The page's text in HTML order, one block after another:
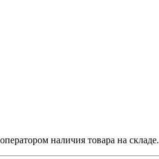
наличия товара на складе.